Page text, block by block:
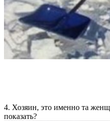
4. Хозяин, это именно та
показать?